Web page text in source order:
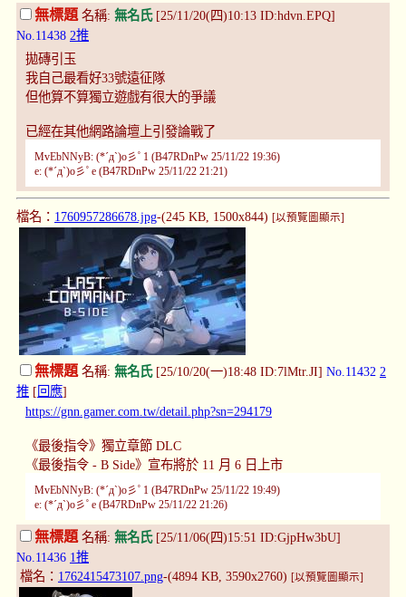
無標題 名稱: 無名氏[25/11/20(四)10:13 ID:hdvn.EPQ]
No.11438 2推
拋磚引玉
我自己最看好33號遠征隊
但他算不算獨立遊戲有很大的爭議
已經在其他網路論壇上引發論戰了
MvEbNNyB: (*´д`)o彡ﾟ1 (B47RDnPw 25/11/22 19:36)
e: (*´д`)o彡ﾟe (B47RDnPw 25/11/22 21:21)
檔名： 1760957286678.jpg-(245 KB, 1500x844) [以預覽圖顯示]
無標題名稱: 無名氏[25/10/20(一)18:48 ID:7lMtr.JI] No.11432 2
推 [ 回應]
https://gnn.gamer.com.tw/detail.php?sn=294179
《最後指令》獨立章節 DLC
《最後指令 - B Side》宣布將於 11 月 6 日上市
MvEbNNyB: (*´д`)o彡ﾟ1 (B47RDnPw 25/11/22 19:49)
e: (*´д`)o彡ﾟe (B47RDnPw 25/11/22 21:26)
無標題 名稱: 無名氏[25/11/06(四)15:51 ID:GjpHw3bU]
No.11436 1推
檔名： 1762415473107.png-(4894 KB, 3590x2760) [以預覽圖顯示]